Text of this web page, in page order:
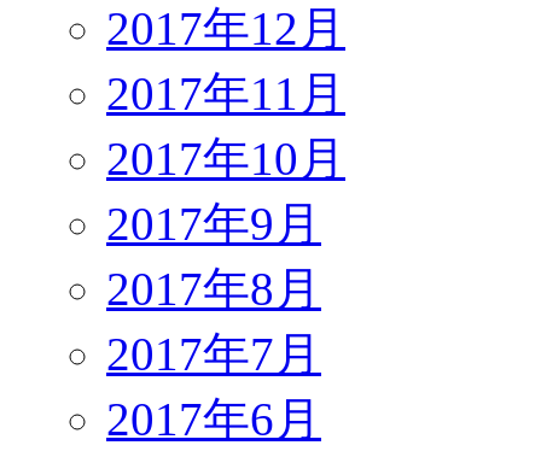
2017年12月
2017年11月
2017年10月
2017年9月
2017年8月
2017年7月
2017年6月